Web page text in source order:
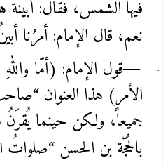
فيها الشمس، فقال:
نعم، قال الإمام: أمرُنا
—قول الإمام: (أمّا
الأمر) هذا العنوان
جميعاً، ولكن حينما
بالحُجّة بن الحسن “صلواتُ